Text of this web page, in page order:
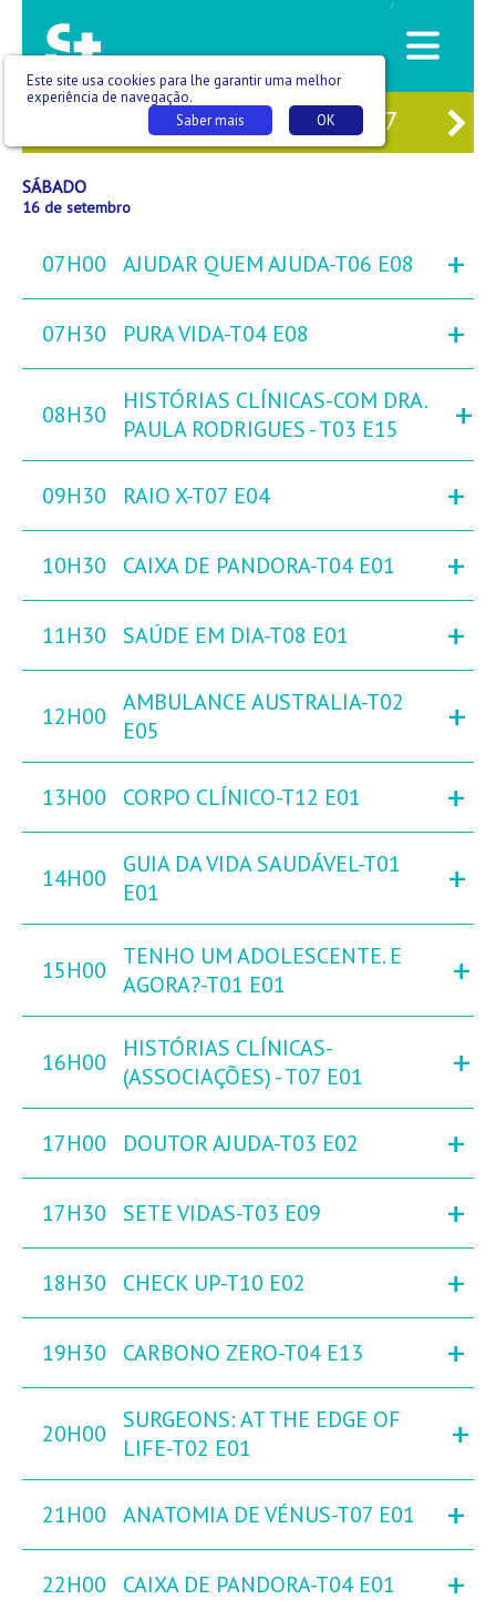
/
SÁB16 DOM 17 SEG
SÁBADO
16 de setembro
07H00 AJUDAR QUEM AJUDA-T06 E08 +
07H30 PURA VIDA-T04 E08 +
08H30
HISTÓRIAS CLÍNICAS-COM DRA.
PAULA RODRIGUES - T03 E15
+
09H30 RAIO X-T07 E04 +
10H30 CAIXA DE PANDORA-T04 E01 +
11H30 SAÚDE EM DIA-T08 E01 +
12H00
AMBULANCE AUSTRALIA-T02
E05
+
13H00 CORPO CLÍNICO-T12 E01 +
14H00
GUIA DA VIDA SAUDÁVEL-T01
E01
+
15H00
TENHO UM ADOLESCENTE. E
AGORA?-T01 E01
+
16H00
HISTÓRIAS CLÍNICAS-
(ASSOCIAÇÕES) - T07 E01
+
17H00 DOUTOR AJUDA-T03 E02 +
17H30 SETE VIDAS-T03 E09 +
18H30 CHECK UP-T10 E02 +
19H30 CARBONO ZERO-T04 E13 +
20H00
SURGEONS: AT THE EDGE OF
LIFE-T02 E01
+
21H00 ANATOMIA DE VÉNUS-T07 E01 +
22H00 CAIXA DE PANDORA-T04 E01 +
Este site usa cookies para lhe garantir uma melhor
experiência de navegação.
OK
Saber mais